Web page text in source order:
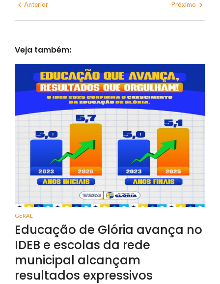
Anterior Próximo
Veja também:
GERAL
Educação de Glória avança no
IDEB e escolas da rede
municipal alcançam
resultados expressivos